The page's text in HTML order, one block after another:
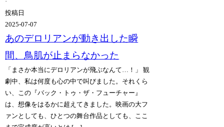
投稿日
2025-07-07
あのデロリアンが動き出した瞬
間、鳥肌が止まらなかった
「まさか本当にデロリアンが飛ぶなんて…！」 観
劇中、私は何度も心の中で叫びました。それくら
い、この『バック・トゥ・ザ・フューチャー』
は、想像をはるかに超えてきました。映画の大フ
ァンとしても、ひとつの舞台作品としても、ここ